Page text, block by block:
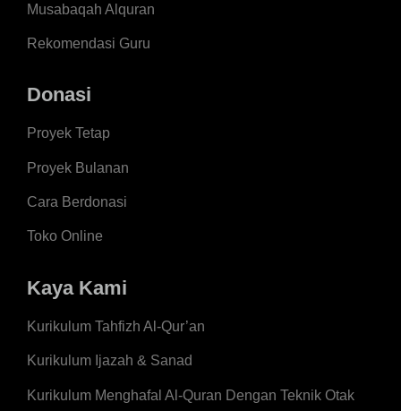
Musabaqah Alquran
Rekomendasi Guru
Donasi
Proyek Tetap
Proyek Bulanan
Cara Berdonasi
Toko Online
Kaya Kami
Kurikulum Tahfizh Al-Qur’an
Kurikulum Ijazah & Sanad
Kurikulum Menghafal Al-Quran Dengan Teknik Otak